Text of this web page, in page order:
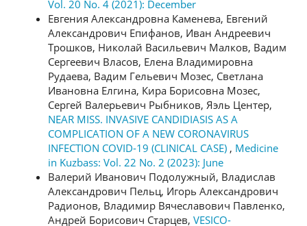
Vol. 20 No. 4 (2021): December
Евгения Александровна Каменева, Евгений
Александрович Епифанов, Иван Андреевич
Трошков, Николай Васильевич Малков, Вадим
Сергеевич Власов, Елена Владимировна
Рудаева, Вадим Гельевич Мозес, Светлана
Ивановна Елгина, Кира Борисовна Мозес,
Сергей Валерьевич Рыбников, Яэль Центер,
NEAR MISS. INVASIVE CANDIDIASIS AS A
COMPLICATION OF A NEW CORONAVIRUS
INFECTION COVID-19 (CLINICAL CASE) , Medicine
in Kuzbass: Vol. 22 No. 2 (2023): June
Валерий Иванович Подолужный, Владислав
Александрович Пельц, Игорь Александрович
Радионов, Владимир Вячеславович Павленко,
Андрей Борисович Старцев, VESICO-